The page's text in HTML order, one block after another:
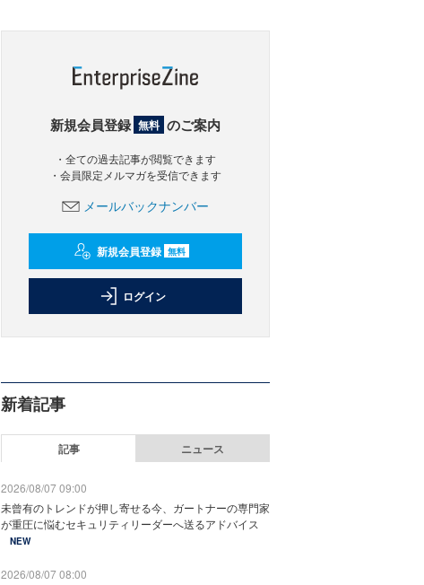
新規会員登録 無料 のご案内
・全ての過去記事が閲覧できます
・会員限定メルマガを受信できます
メールバックナンバー
新規会員登録 無料
ログイン
新着記事
記事 ニュース
2026/08/07 09:00
未曾有のトレンドが押し寄せる今、ガートナーの専門家
が重圧に悩むセキュリティリーダーへ送るアドバイス
NEW
2026/08/07 08:00